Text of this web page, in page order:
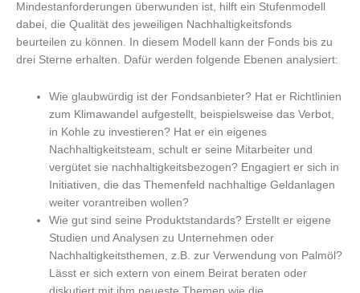
Mindestanforderungen überwunden ist, hilft ein Stufenmodell
dabei, die Qualität des jeweiligen Nachhaltigkeitsfonds
beurteilen zu können. In diesem Modell kann der Fonds bis zu
drei Sterne erhalten. Dafür werden folgende Ebenen analysiert:
Wie glaubwürdig ist der Fondsanbieter? Hat er Richtlinien
zum Klimawandel aufgestellt, beispielsweise das Verbot,
in Kohle zu investieren? Hat er ein eigenes
Nachhaltigkeitsteam, schult er seine Mitarbeiter und
vergütet sie nachhaltigkeitsbezogen? Engagiert er sich in
Initiativen, die das Themenfeld nachhaltige Geldanlagen
weiter vorantreiben wollen?
Wie gut sind seine Produktstandards? Erstellt er eigene
Studien und Analysen zu Unternehmen oder
Nachhaltigkeitsthemen, z.B. zur Verwendung von Palmöl?
Lässt er sich extern von einem Beirat beraten oder